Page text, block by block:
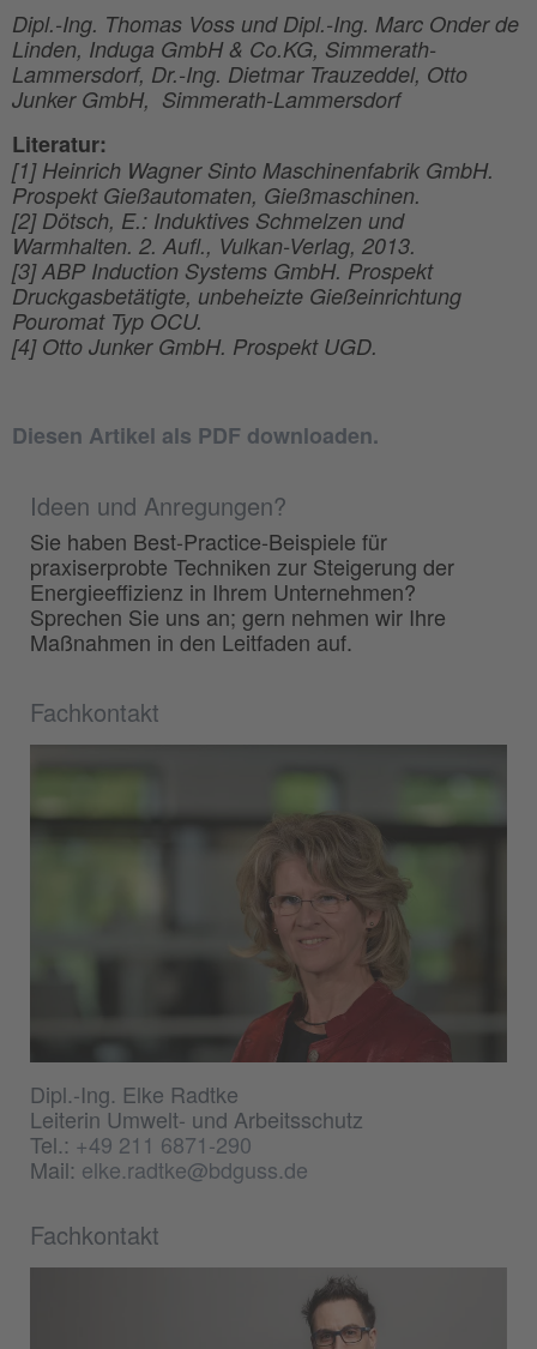
Ideen und Anregungen?
Sie haben Best-Practice-Beispiele für
praxiserprobte Techniken zur Steigerung der
Energieeffizienz in Ihrem Unternehmen?
Sprechen Sie uns an; gern nehmen wir Ihre
Maßnahmen in den Leitfaden auf.
Fachkontakt
Dipl.-Ing. Elke Radtke
Leiterin Umwelt- und Arbeitsschutz
Tel.: +49 211 6871-290
Mail: elke.radtke@bdguss.de
Fachkontakt
Dipl.-Ing. Thomas Voss und Dipl.-Ing. Marc Onder de
Linden, Induga GmbH & Co.KG, Simmerath-
Lammersdorf, Dr.-Ing. Dietmar Trauzeddel, Otto
Junker GmbH, Simmerath-Lammersdorf
Literatur:
[1] Heinrich Wagner Sinto Maschinenfabrik GmbH.
Prospekt Gießautomaten, Gießmaschinen.
[2] Dötsch, E.: Induktives Schmelzen und
Warmhalten. 2. Aufl., Vulkan-Verlag, 2013.
[3] ABP Induction Systems GmbH. Prospekt
Druckgasbetätigte, unbeheizte Gießeinrichtung
Pouromat Typ OCU.
[4] Otto Junker GmbH. Prospekt UGD.
Diesen Artikel als PDF downloaden.